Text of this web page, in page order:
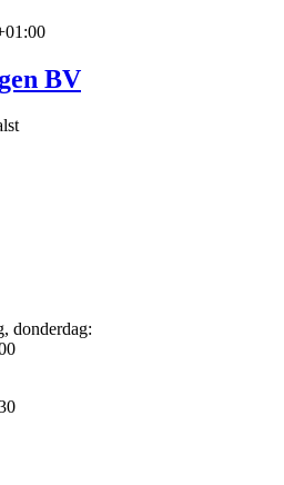
BV
donderdag: